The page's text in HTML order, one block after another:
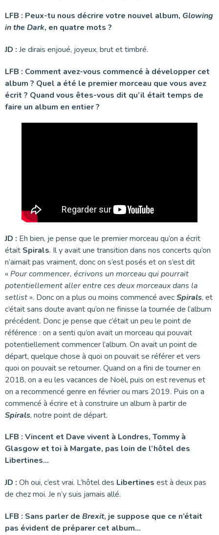
LFB : Peux-tu nous décrire votre nouvel album, Glowing
in the Dark, en quatre mots ?
JD : Je dirais enjoué, joyeux, brut et timbré.
LFB : Comment avez-vous commencé à développer cet
album ? Quel a été le premier morceau que vous avez
écrit ? Quand vous êtes-vous dit qu’il était temps de
faire un album en entier ?
JD : Eh bien, je pense que le premier morceau qu’on a écrit
était Spirals. Il y avait une transition dans nos concerts qu’on
n’aimait pas vraiment, donc on s’est posés et on s’est dit
« Pour commencer, écrivons un morceau qui pourrait
potentiellement aller entre ces deux morceaux dans la
setlist ». Donc on a plus ou moins commencé avecSpirals, et
c’était sans doute avant qu’on ne finisse la tournée de l’album
précédent. Donc je pense que c’était un peu le point de
référence : on a senti qu’on avait un morceau qui pouvait
potentiellement commencer l’album. On avait un point de
départ, quelque chose à quoi on pouvait se référer et vers
quoi on pouvait se retourner. Quand on a fini de tourner en
2018, on a eu les vacances de Noël, puis on est revenus et
on a recommencé genre en février ou mars 2019. Puis on a
commencé à écrire et à construire un album à partir de
Spirals, notre point de départ.
LFB : Vincent et Dave vivent à Londres, Tommy à
Glasgow et toi à Margate, pas loin de l’hôtel des
Libertines…
JD : Oh oui, c’est vrai. L’hôtel des Libertines est à deux pas
de chez moi. Je n’y suis jamais allé.
LFB : Sans parler de Brexit, je suppose que ce n’était
pas évident de préparer cet album…